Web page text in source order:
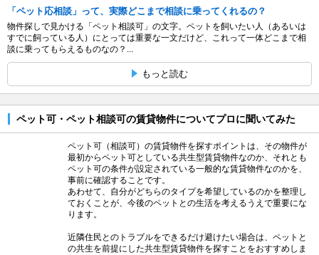
「ペット応相談」って、実際どこまで相談に乗ってくれるの？
物件探しで見かける「ペット相談可」の文字。ペットを飼いたい人（あるいは
すでに飼っている人）にとっては重要な一文だけど、これって一体どこまで相
談に乗ってもらえるものなの？...
もっと読む
ペット可・ペット相談可の賃貸物件についてプロに聞いてみた
ペット可（相談可）の賃貸物件を探すポイントは、その物件が
最初からペット可としている共生型賃貸物件なのか、それとも
ペット可の条件が設定されている一般的な賃貸物件なのかを、
事前に確認することです。
あわせて、自分がどちらのタイプを希望しているのかを整理し
ておくことが、今後のペットとの生活を考えるうえで重要にな
ります。
近隣住民とのトラブルをできるだけ避けたい場合は、ペットと
の共生を前提にした共生型賃貸物件を探すことをおすすめしま